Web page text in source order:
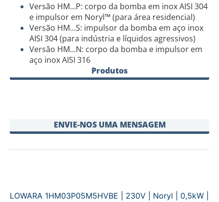
Versão HM…P: corpo da bomba em inox AISI 304
e impulsor em Noryl™ (para área residencial)
Versão HM…S: impulsor da bomba em aço inox
AISI 304 (para indústria e líquidos agressivos)
Versão HM…N: corpo da bomba e impulsor em
aço inox AISI 316
Produtos
ENVIE-NOS UMA MENSAGEM
LOWARA 1HM03P05M5HVBE | 230V | Noryl | 0,5kW |